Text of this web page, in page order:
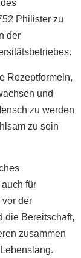
Philister zu
der
Rezeptformeln,
und
zu werden
zu sein
für
vor der
die Bereitschaft,
zusammen